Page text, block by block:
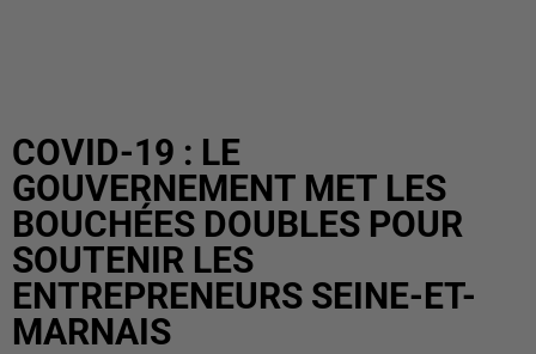
COVID-19 : LE
GOUVERNEMENT MET LES
BOUCHÉES DOUBLES POUR
SOUTENIR LES
ENTREPRENEURS SEINE-ET-
MARNAIS